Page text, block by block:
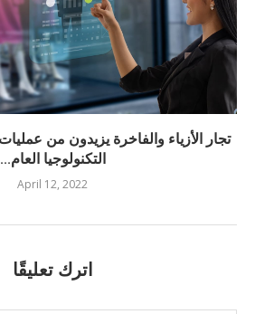
التكنولوجيا العام...
April 12, 2022
اترك تعليقًا